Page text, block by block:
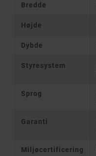
Bredde
Højde
Dybde
Styresystem
Sprog
Garanti
Miljøcertificering